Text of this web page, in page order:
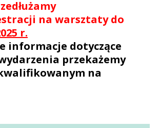
na warsztaty do
r.
informacje dotyczące
przekażemy
na